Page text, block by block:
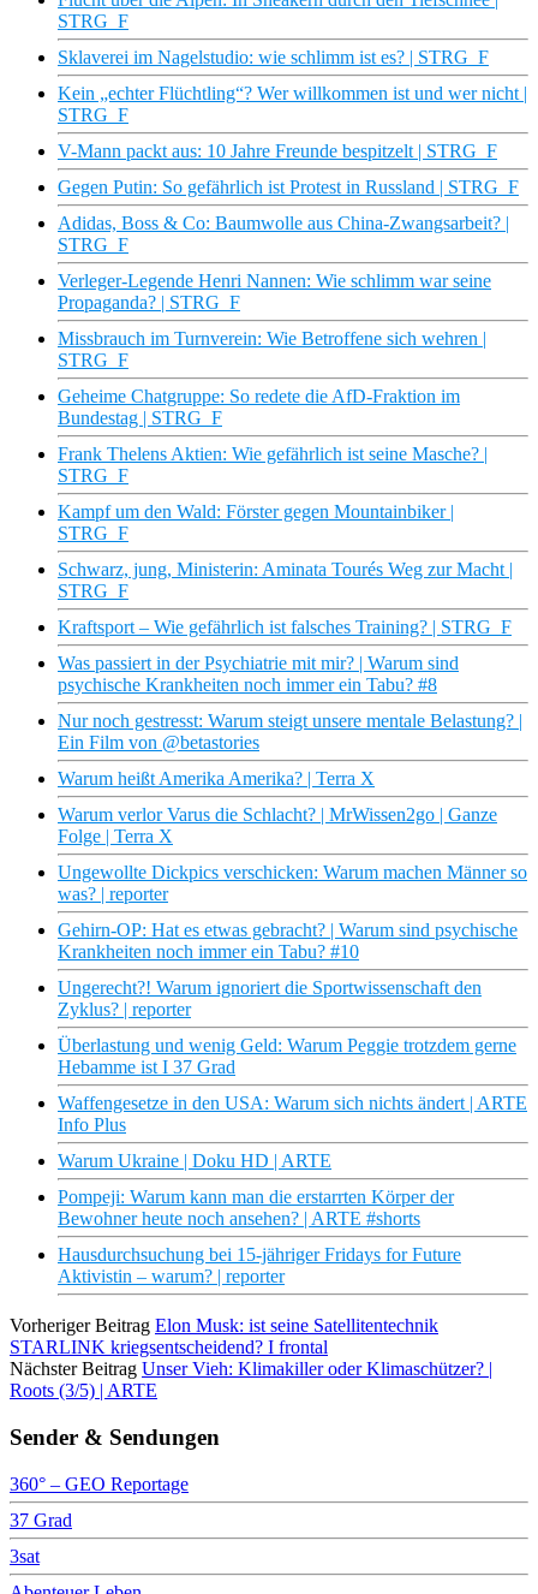
STRG_F
Sklaverei im Nagelstudio: wie schlimm ist es? | STRG_F
Kein „echter Flüchtling“? Wer willkommen ist und wer nicht |
STRG_F
V-Mann packt aus: 10 Jahre Freunde bespitzelt | STRG_F
Gegen Putin: So gefährlich ist Protest in Russland | STRG_F
Adidas, Boss & Co: Baumwolle aus China-Zwangsarbeit? |
STRG_F
Verleger-Legende Henri Nannen: Wie schlimm war seine
Propaganda? | STRG_F
Missbrauch im Turnverein: Wie Betroffene sich wehren |
STRG_F
Geheime Chatgruppe: So redete die AfD-Fraktion im
Bundestag | STRG_F
Frank Thelens Aktien: Wie gefährlich ist seine Masche? |
STRG_F
Kampf um den Wald: Förster gegen Mountainbiker |
STRG_F
Schwarz, jung, Ministerin: Aminata Tourés Weg zur Macht |
STRG_F
Kraftsport – Wie gefährlich ist falsches Training? | STRG_F
Was passiert in der Psychiatrie mit mir? | Warum sind
psychische Krankheiten noch immer ein Tabu? #8
Nur noch gestresst: Warum steigt unsere mentale Belastung? |
Ein Film von @betastories
Warum heißt Amerika Amerika? | Terra X
Warum verlor Varus die Schlacht? | MrWissen2go | Ganze
Folge | Terra X
Ungewollte Dickpics verschicken: Warum machen Männer so
was? | reporter
Gehirn-OP: Hat es etwas gebracht? | Warum sind psychische
Krankheiten noch immer ein Tabu? #10
Ungerecht?! Warum ignoriert die Sportwissenschaft den
Zyklus? | reporter
Überlastung und wenig Geld: Warum Peggie trotzdem gerne
Hebamme ist I 37 Grad
Waffengesetze in den USA: Warum sich nichts ändert | ARTE
Info Plus
Warum Ukraine | Doku HD | ARTE
Pompeji: Warum kann man die erstarrten Körper der
Bewohner heute noch ansehen? | ARTE #shorts
Hausdurchsuchung bei 15-jähriger Fridays for Future
Aktivistin – warum? | reporter
Vorheriger Beitrag Elon Musk: ist seine Satellitentechnik
STARLINK kriegsentscheidend? I frontal
Nächster Beitrag Unser Vieh: Klimakiller oder Klimaschützer? |
Roots (3/5) | ARTE
Sender & Sendungen
360° – GEO Reportage
37 Grad
3sat